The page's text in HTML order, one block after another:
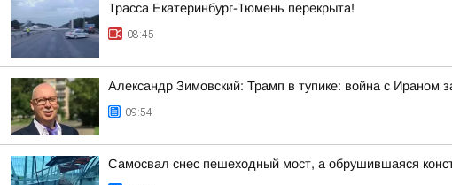
Трасса Екатеринбург-Тюмень перекрыта!
08:45
Александр Зимовский: Трамп в тупике: война с Ираном
09:54
Самосвал снес пешеходный мост, а обрушившаяся